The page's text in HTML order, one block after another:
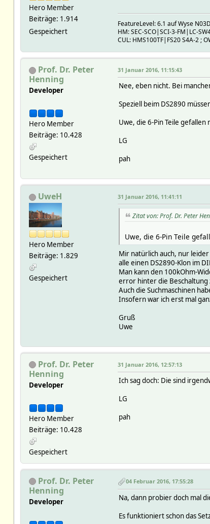
Hero Member
Beiträge: 1.914
Gespeichert
FeatureLevel: 6.1 auf Wyse
HM: SEC-SCO|SCI-3-FM|LC-
CUL: HMS100TF|FS20 S4A-2 ;
Prof. Dr. Peter
Henning
Developer
Hero Member
Beiträge: 10.428
Gespeichert
31 Januar 2016, 11:15:43
Nee, eben nicht. Bei
Speziell beim DS2890
Uwe, die 6-Pin Teile
LG
pah
UweH
Hero Member
Beiträge: 1.829
Gespeichert
31 Januar 2016, 11:41:11
Zitat von: Prof. Dr. Peter
Uwe, die 6-Pin Teile
Mir natürlich auch, nur
alle einen DS2890-Klon im
Man kann den 100kOhm-
error hinter die Beschaltung
Auch die Suchmaschinen
Insofern war ich erst mal
Gruß
Uwe
Prof. Dr. Peter
Henning
Developer
Hero Member
Beiträge: 10.428
Gespeichert
31 Januar 2016, 12:57:13
Ich sag doch: Die sind
LG
pah
Prof. Dr. Peter
Henning
Developer
04 Februar 2016, 17:55:28
Na, dann probier doch mal
Es funktioniert schon das